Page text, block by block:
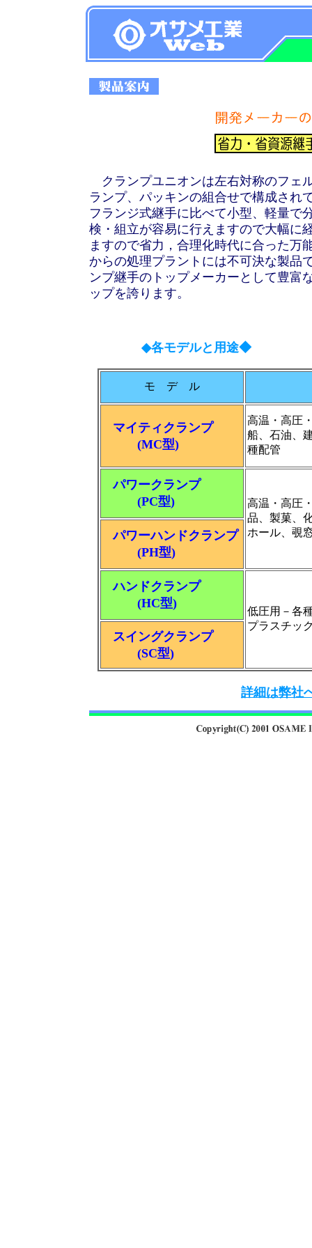
クランプユニオンは左右対称のフェ
ランプ、パッキンの組合せで構成され
フランジ式継手に比べて小型、軽量で
検・組立が容易に行えますので大幅に
ますので省力，合理化時代に合った万
からの処理プラントには不可決な製品
ンプ継手のトップメーカーとして豊富
ップを誇ります。
◆各モデルと用途◆
モ デ ル
マイティクランプ
(MC型)
高温・高圧
船、石油、
種配管
パワークランプ
(PC型)
高温・高圧
品、製菓、
ホール、覗
パワーハンドクランプ
(PH型)
ハンドクランプ
(HC型)
低圧用－各
プラスチッ
スイングクランプ
(SC型)
詳細は弊社